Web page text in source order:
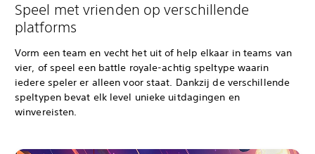
Speel met vrienden op verschillende
platforms
Vorm een team en vecht het uit of help elkaar in teams van
vier, of speel een battle royale-achtig speltype waarin
iedere speler er alleen voor staat. Dankzij de verschillende
speltypen bevat elk level unieke uitdagingen en
winvereisten.